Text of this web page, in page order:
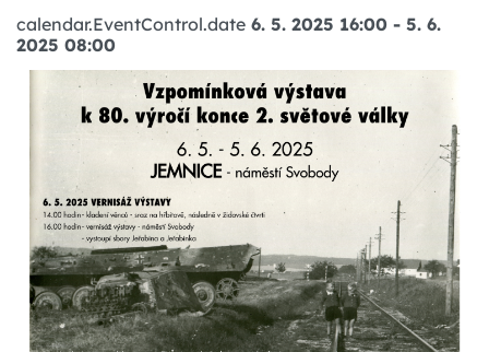
calendar.EventControl.date 6. 5. 2025 16:00 - 5. 6.
2025 08:00